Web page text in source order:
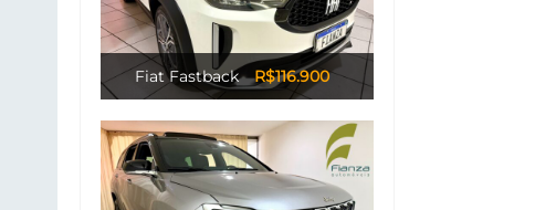
Fiat Fastback R$116.900